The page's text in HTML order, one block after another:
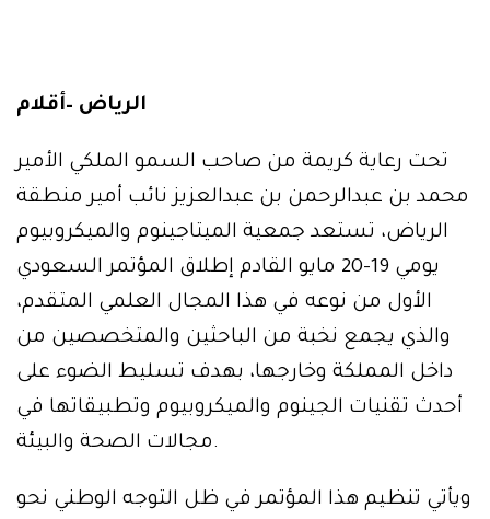
تحت رعاية كريمة من صاحب السمو الملكي الأمير
محمد بن عبدالرحمن بن عبدالعزيز نائب أمير منطقة
الرياض، تستعد جمعية الميتاجينوم والميكروبيوم
يومي 19-20 مايو القادم إطلاق المؤتمر السعودي
الأول من نوعه في هذا المجال العلمي المتقدم،
والذي يجمع نخبة من الباحثين والمتخصصين من
داخل المملكة وخارجها، بهدف تسليط الضوء على
أحدث تقنيات الجينوم والميكروبيوم وتطبيقاتها في
مجالات الصحة والبيئة.
ويأتي تنظيم هذا المؤتمر في ظل التوجه الوطني نحو